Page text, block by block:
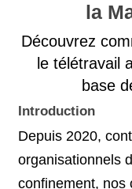
la
Découvrez
le télétravail
base
Introduction
Depuis 2020,
organisationnels
confinement, nos